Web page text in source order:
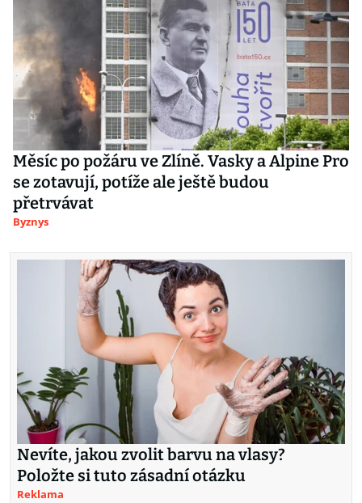
Měsíc po požáru ve Zlíně. Vasky a Alpine Pro
se zotavují, potíže ale ještě budou
přetrvávat
Byznys
Nevíte, jakou zvolit barvu na vlasy?
Položte si tuto zásadní otázku
Reklama